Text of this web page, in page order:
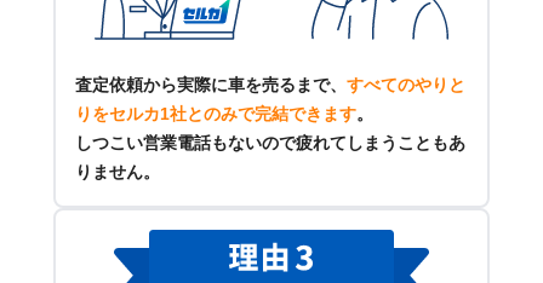
査定依頼から実際に車を売るまで、 すべてのやりと
りをセルカ1社とのみで完結できます。
しつこい営業電話もないので疲れてしまうこともあ
りません。